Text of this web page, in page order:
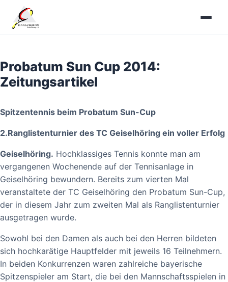
Inhalt
springen
Probatum Sun Cup 2014:
Zeitungsartikel
Spitzentennis beim Probatum Sun-Cup
2.Ranglistenturnier des TC Geiselhöring ein voller Erfolg
Geiselhöring. Hochklassiges Tennis konnte man am
vergangenen Wochenende auf der Tennisanlage in
Geiselhöring bewundern. Bereits zum vierten Mal
veranstaltete der TC Geiselhöring den Probatum Sun-Cup,
der in diesem Jahr zum zweiten Mal als Ranglistenturnier
ausgetragen wurde.
Sowohl bei den Damen als auch bei den Herren bildeten
sich hochkarätige Hauptfelder mit jeweils 16 Teilnehmern.
In beiden Konkurrenzen waren zahlreiche bayerische
Spitzenspieler am Start, die bei den Mannschaftsspielen in